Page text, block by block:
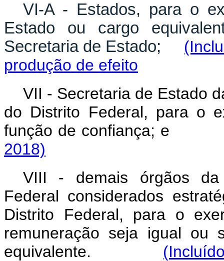
VI-A - Estados, para o
Estado ou cargo
Secretaria de Estado;
produção de efeito
VII - Secretaria de Estado
do Distrito Federal, para o
função de
2018)
VIII - demais órgãos da
Federal considerados
Distrito Federal, para o
remuneração seja igual ou
equivalente.